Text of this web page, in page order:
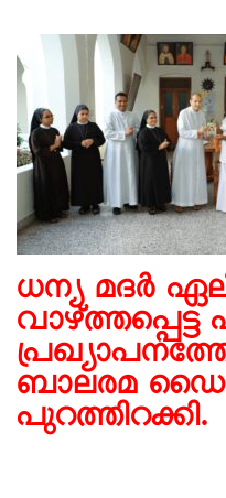
ധന്യ മദർ
വാഴ്ത്തപ്പെട്ട
ബാലരമ
പുറത്തിറക്കി.